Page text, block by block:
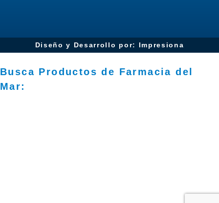
Diseño y Desarrollo por: Impresiona​
Busca Productos de Farmacia del
Mar: